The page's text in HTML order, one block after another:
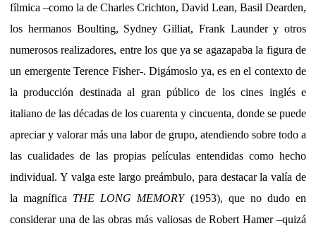
fílmica –como la de Charles Crichton, David Lean, Basil Dearden,
los hermanos Boulting, Sydney Gilliat, Frank Launder y otros
numerosos realizadores, entre los que ya se agazapaba la figura de
un emergente Terence Fisher-. Digámoslo ya, es en el contexto de
la producción destinada al gran público de los cines inglés e
italiano de las décadas de los cuarenta y cincuenta, donde se puede
apreciar y valorar más una labor de grupo, atendiendo sobre todo a
las cualidades de las propias películas entendidas como hecho
individual. Y valga este largo preámbulo, para destacar la valía de
la magnífica THE LONG MEMORY (1953), que no dudo en
considerar una de las obras más valiosas de Robert Hamer –quizá